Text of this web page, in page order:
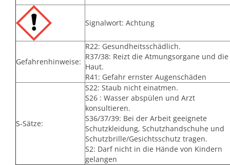
Signalwort: Achtung
Gefahrenhinweise:
R22: Gesundheitsschädlich.
R37/38: Reizt die Atmungsorgane und die
Haut.
R41: Gefahr ernster Augenschäden
S-Sätze:
S22: Staub nicht einatmen.
S26 : Wasser abspülen und Arzt
konsultieren.
S36/37/39: Bei der Arbeit geeignete
Schutzkleidung, Schutzhandschuhe und
Schutzbrille/Gesichtsschutz tragen.
S2: Darf nicht in die Hände von Kindern
gelangen